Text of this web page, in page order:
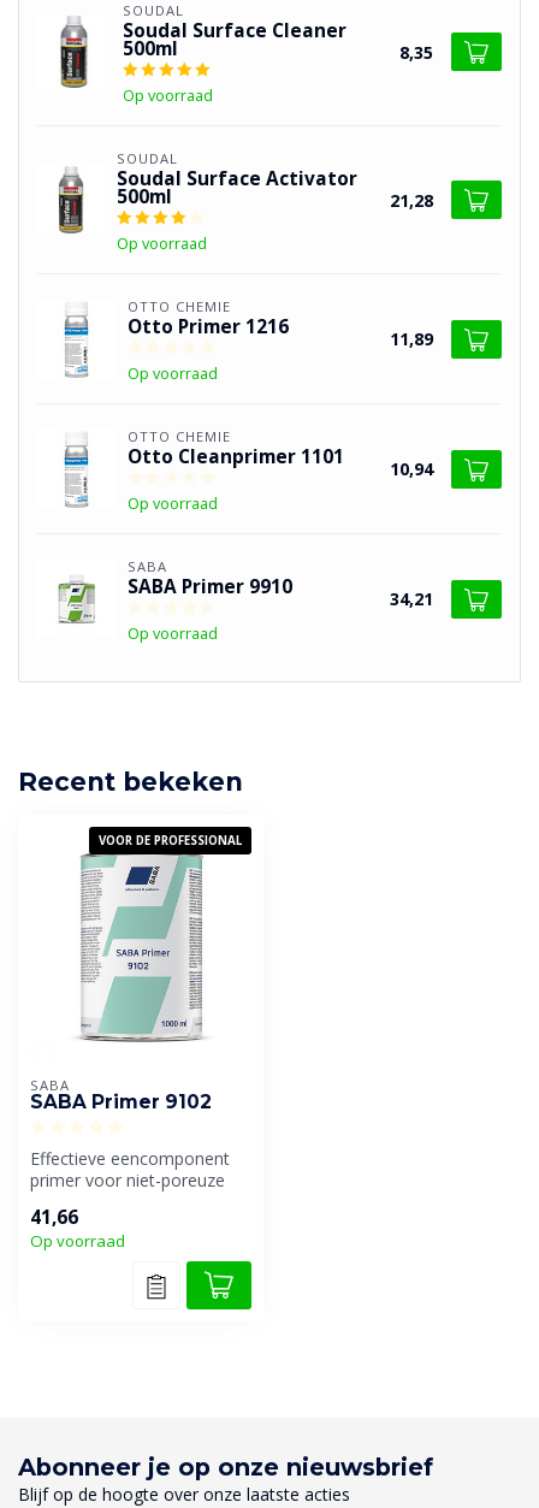
SOUDAL
Soudal Surface Cleaner
500ml
Op voorraad
8,35
SOUDAL
Soudal Surface Activator
500ml
Op voorraad
21,28
OTTO CHEMIE
Otto Primer 1216
Op voorraad
11,89
OTTO CHEMIE
Otto Cleanprimer 1101
Op voorraad
10,94
SABA
SABA Primer 9910
Op voorraad
34,21
Recent bekeken
VOOR DE PROFESSIONAL
SABA
SABA Primer 9102
Effectieve eencomponent
primer voor niet-poreuze
hechtin...
41,66
Op voorraad
Abonneer je op onze nieuwsbrief
Blijf op de hoogte over onze laatste acties